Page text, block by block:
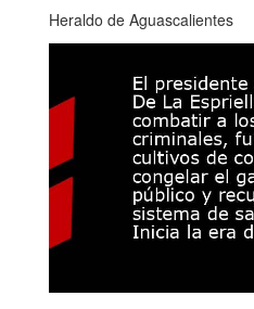
Heraldo de Aguascalientes